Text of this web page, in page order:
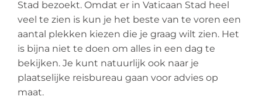
Stad bezoekt. Omdat er in Vaticaan Stad heel
veel te zien is kun je het beste van te voren een
aantal plekken kiezen die je graag wilt zien. Het
is bijna niet te doen om alles in een dag te
bekijken. Je kunt natuurlijk ook naar je
plaatselijke reisbureau gaan voor advies op
maat.